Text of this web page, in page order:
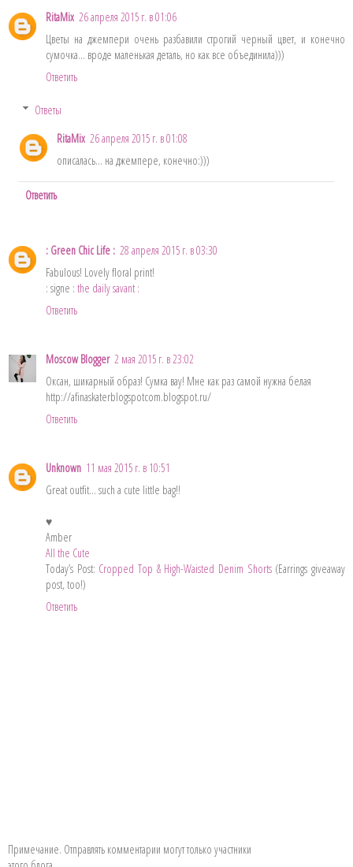
RitaMix 26 апреля 2015 г. в 01:06
Цветы на джемпери очень разбавили строгий черный цвет, и конечно
сумочка... вроде маленькая деталь, но как все объединила)))
Ответить
Ответы
RitaMix 26 апреля 2015 г. в 01:08
описалась... на джемпере, конечно:)))
Ответить
: Green Chic Life : 28 апреля 2015 г. в 03:30
Fabulous! Lovely floral print!
: signe : the daily savant :
Ответить
Moscow Blogger 2 мая 2015 г. в 23:02
Оксан, шикарный образ! Сумка вау! Мне как раз самой нужна белая
http://afinaskaterblogspotcom.blogspot.ru/
Ответить
Unknown 11 мая 2015 г. в 10:51
Great outfit... such a cute little bag!!
♥
Amber
All the Cute
Today’s Post: Cropped Top & High-Waisted Denim Shorts(Earrings giveaway
post, too!)
Ответить
Примечание. Отправлять комментарии могут только участники